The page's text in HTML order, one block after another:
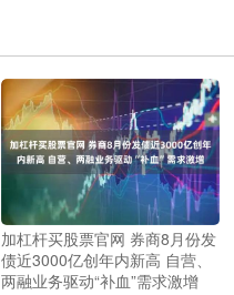
加杠杆买股票官网 券商8月份发
债近3000亿创年内新高 自营、
两融业务驱动“补血”需求激增